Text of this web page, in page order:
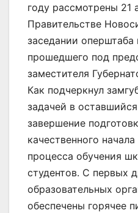
году рассмотрены 21
Правительстве
заседании
прошедшего под
заместителя
Как подчеркнул
задачей в
завершение
качественного
процесса обучения
студентов. С первых
образовательных
обеспечены горячее